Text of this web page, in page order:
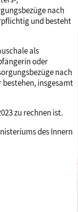
nach
und besteht
als
oder
nach
bestehen, insgesamt
zu rechnen ist.
des Innern